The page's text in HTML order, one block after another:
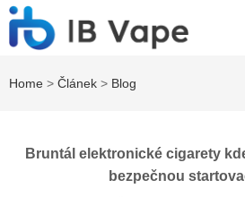
Home > Článek > Blog
Bruntál elektronické cigarety
bezpečnou